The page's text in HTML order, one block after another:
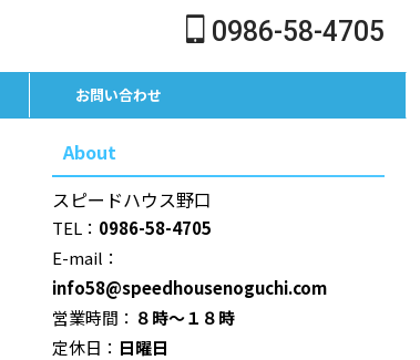
0986-58-4705
お問い合わせ
About
スピードハウス野口
TEL： 0986-58-4705
E-mail：
info58@speedhousenoguchi.com
営業時間： ８時～１８時
定休日： 日曜日